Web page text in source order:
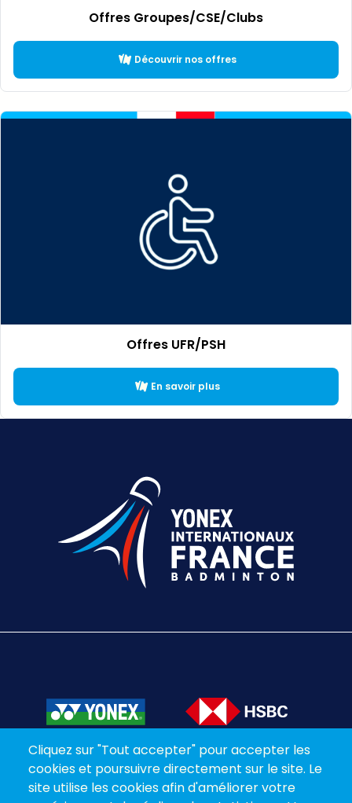
Cliquez sur "Tout accepter" pour accepter les
cookies et poursuivre directement sur le site. Le
site utilise les cookies afin d'améliorer votre
Offres Groupes/CSE/Clubs
Découvrir nos offres
Offres UFR/PSH
En savoir plus